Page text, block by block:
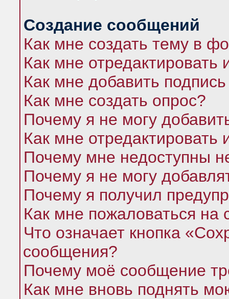
Создание сообщений
Как мне создать тему в
Как мне
Как мне добавить
Как мне создать опрос?
Почему я не могу
Как мне отредактировать
Почему мне недоступны
Почему я не могу
Почему я получил
Как мне пожаловаться
Что означает кнопка
сообщения?
Почему моё сообщение
Как мне вновь поднять